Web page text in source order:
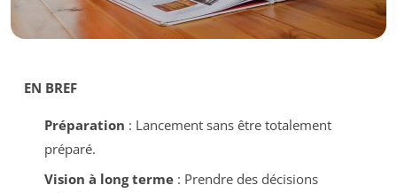
EN BREF
Préparation : Lancement sans être totalement
préparé.
Vision à long terme: Prendre des décisions